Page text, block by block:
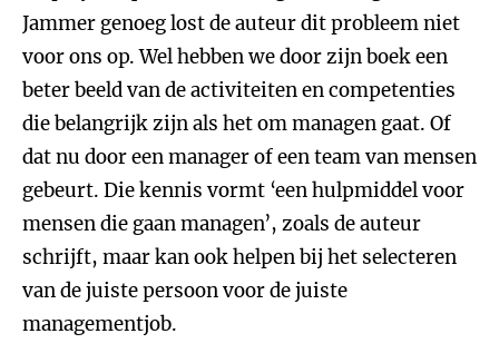
Jammer genoeg lost de auteur dit probleem niet
voor ons op. Wel hebben we door zijn boek een
beter beeld van de activiteiten en competenties
die belangrijk zijn als het om managen gaat. Of
dat nu door een manager of een team van mensen
gebeurt. Die kennis vormt ‘een hulpmiddel voor
mensen die gaan managen’, zoals de auteur
schrijft, maar kan ook helpen bij het selecteren
van de juiste persoon voor de juiste
managementjob.